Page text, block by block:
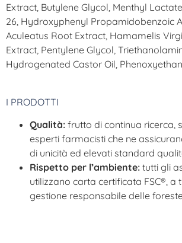
Extract, Butylene Glycol, Menthyl
26, Hydroxyphenyl Propamidobenzoic
Aculeatus Root Extract, Hamamelis
Extract, Pentylene Glycol,
Hydrogenated Castor Oil,
I PRODOTTI
Qualità: frutto di continua ricerca,
esperti farmacisti che ne
di unicità ed elevati standard
Rispetto per l’ambiente: tutti gli
utilizzano carta certificata FSC®, a
gestione responsabile delle